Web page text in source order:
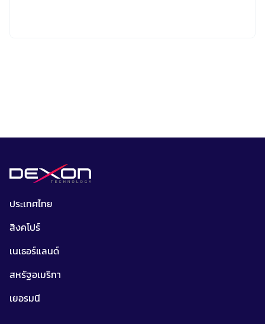
ประเทศไทย
สิงคโปร์
เนเธอร์แลนด์
สหรัฐอเมริกา
เยอรมนี